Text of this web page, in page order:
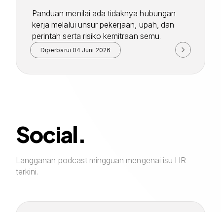
Panduan menilai ada tidaknya hubungan
kerja melalui unsur pekerjaan, upah, dan
perintah serta risiko kemitraan semu.
Diperbarui 04 Juni 2026
Social.
Langganan podcast mingguan mengenai isu HR
terkini.